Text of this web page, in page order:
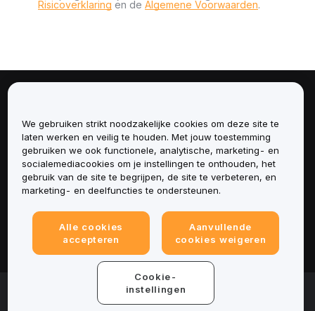
Risicoverklaring en de Algemene Voorwaarden.
Diensten
Ondersteuning
Juridisch
© 2025-2026 Bybit.eu. Alle rechten voorbehouden.
We gebruiken strikt noodzakelijke cookies om deze site te
laten werken en veilig te houden. Met jouw toestemming
gebruiken we ook functionele, analytische, marketing- en
socialemediacookies om je instellingen te onthouden, het
gebruik van de site te begrijpen, de site te verbeteren, en
marketing- en deelfuncties te ondersteunen.
Alle cookies
accepteren
Aanvullende
cookies weigeren
Cookie-
instellingen